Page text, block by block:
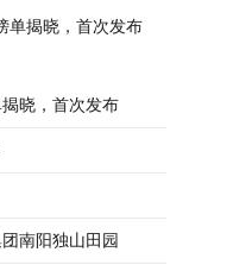
单揭晓，首次发布
晓，首次发布
南阳独山田园